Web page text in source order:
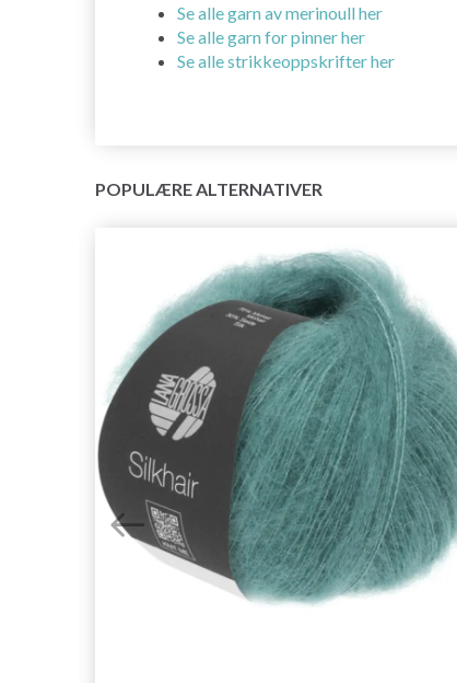
Se alle garn av merinoull her
Se alle garn for pinner her
Se alle strikkeoppskrifter her
POPULÆRE ALTERNATIVER